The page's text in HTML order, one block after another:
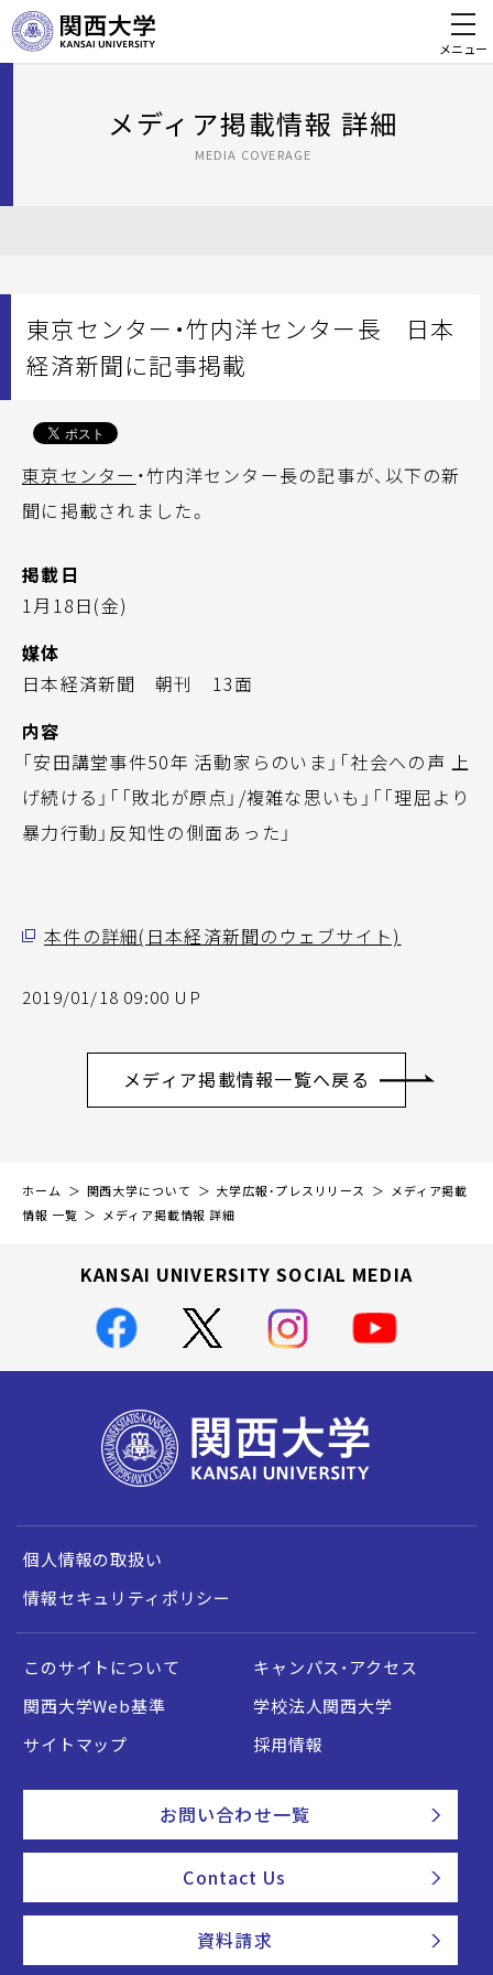
メニュー
メディア掲載情報 詳細
MEDIA COVERAGE
東京センター・竹内洋センター長 日本
経済新聞に記事掲載
東京センター ・竹内洋センター長の記事が、以下の新
聞に掲載されました。
掲載日
1月18日(金)
媒体
日本経済新聞 朝刊 13面
内容
「安田講堂事件50年 活動家らのいま」「社会への声 上
げ続ける」「「敗北が原点」/複雑な思いも」「「理屈より
暴力行動」反知性の側面あった」
本件の詳細(日本経済新聞のウェブサイト)
2019/01/18 09:00 UP
メディア掲載情報一覧へ戻る
ホーム 関西大学について 大学広報・プレスリリース
メディア掲載
情報 一覧
メディア掲載情報 詳細
KANSAI UNIVERSITY SOCIAL MEDIA
個人情報の取扱い
情報セキュリティポリシー
このサイトについて
キャンパス・アクセス
関西大学Web基準
学校法人関西大学
サイトマップ
採用情報
お問い合わせ一覧
Contact Us
資料請求